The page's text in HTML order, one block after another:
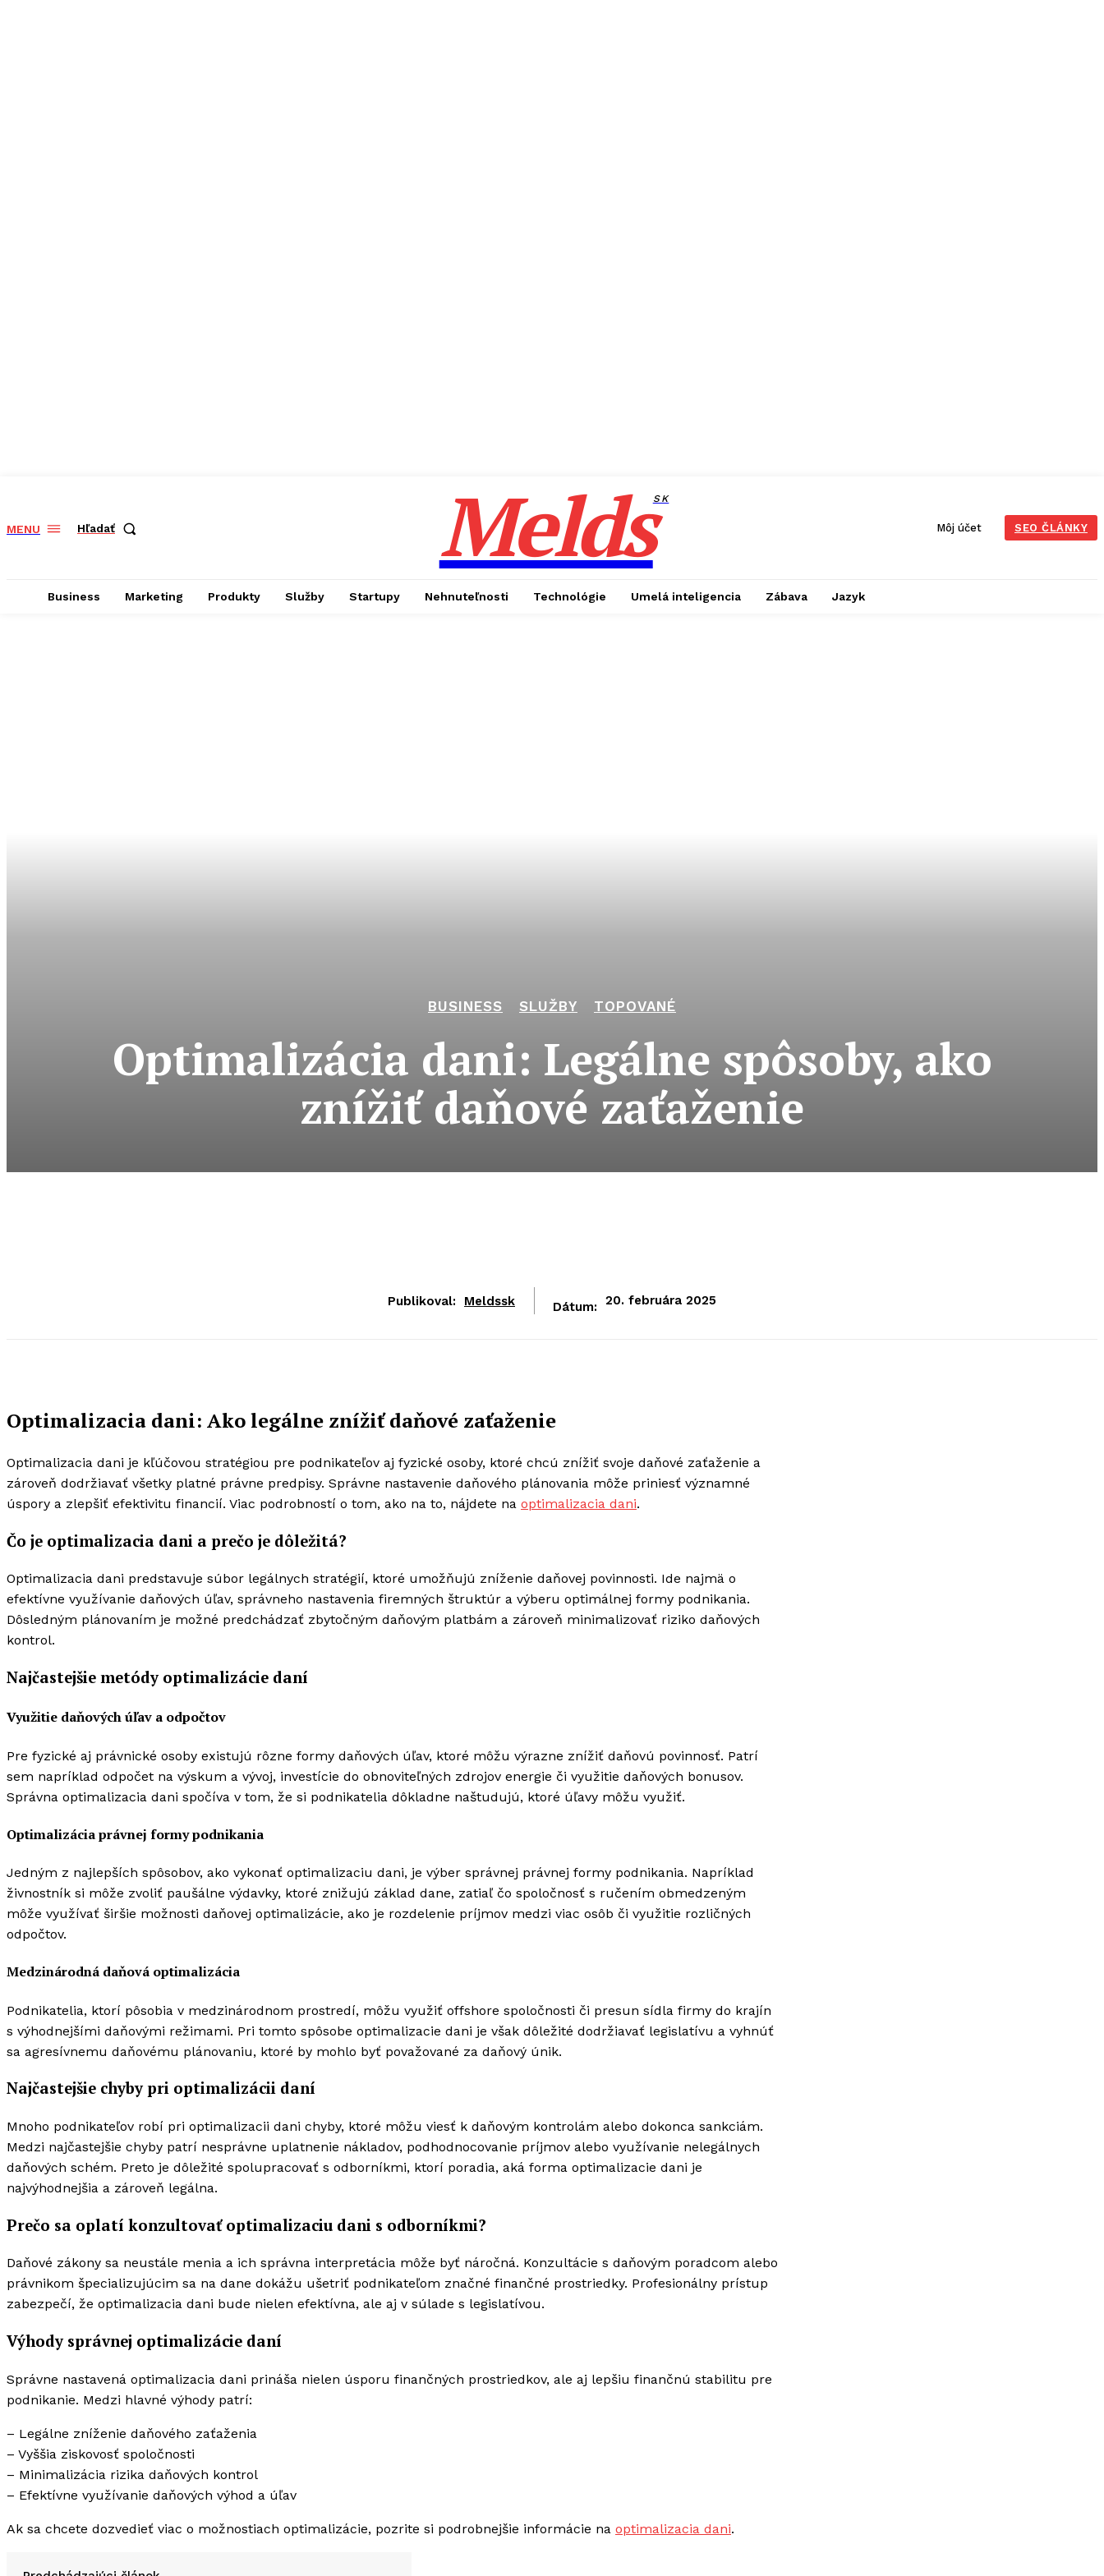
MENU Hľadať MeldsSK
Môj účet SEO ČLÁNKY
Business Marketing Produkty Služby Startupy Nehnuteľnosti Technológie Umelá inteligencia Zábava Jazyk
BUSINESS SLUŽBY TOPOVANÉ
Optimalizácia dani: Legálne spôsoby, ako
znížiť daňové zaťaženie
Publikoval: Meldssk Dátum: 20. februára 2025
Optimalizacia dani: Ako legálne znížiť daňové zaťaženie
Optimalizacia dani je kľúčovou stratégiou pre podnikateľov aj fyzické osoby, ktoré chcú znížiť svoje daňové zaťaženie a
zároveň dodržiavať všetky platné právne predpisy. Správne nastavenie daňového plánovania môže priniesť významné
úspory a zlepšiť efektivitu financií. Viac podrobností o tom, ako na to, nájdete na optimalizacia dani.
Čo je optimalizacia dani a prečo je dôležitá?
Optimalizacia dani predstavuje súbor legálnych stratégií, ktoré umožňujú zníženie daňovej povinnosti. Ide najmä o
efektívne využívanie daňových úľav, správneho nastavenia firemných štruktúr a výberu optimálnej formy podnikania.
Dôsledným plánovaním je možné predchádzať zbytočným daňovým platbám a zároveň minimalizovať riziko daňových
kontrol.
Najčastejšie metódy optimalizácie daní
Využitie daňových úľav a odpočtov
Pre fyzické aj právnické osoby existujú rôzne formy daňových úľav, ktoré môžu výrazne znížiť daňovú povinnosť. Patrí
sem napríklad odpočet na výskum a vývoj, investície do obnoviteľných zdrojov energie či využitie daňových bonusov.
Správna optimalizacia dani spočíva v tom, že si podnikatelia dôkladne naštudujú, ktoré úľavy môžu využiť.
Optimalizácia právnej formy podnikania
Jedným z najlepších spôsobov, ako vykonať optimalizaciu dani, je výber správnej právnej formy podnikania. Napríklad
živnostník si môže zvoliť paušálne výdavky, ktoré znižujú základ dane, zatiaľ čo spoločnosť s ručením obmedzeným
môže využívať širšie možnosti daňovej optimalizácie, ako je rozdelenie príjmov medzi viac osôb či využitie rozličných
odpočtov.
Medzinárodná daňová optimalizácia
Podnikatelia, ktorí pôsobia v medzinárodnom prostredí, môžu využiť offshore spoločnosti či presun sídla firmy do krajín
s výhodnejšími daňovými režimami. Pri tomto spôsobe optimalizacie dani je však dôležité dodržiavať legislatívu a vyhnúť
sa agresívnemu daňovému plánovaniu, ktoré by mohlo byť považované za daňový únik.
Najčastejšie chyby pri optimalizácii daní
Mnoho podnikateľov robí pri optimalizacii dani chyby, ktoré môžu viesť k daňovým kontrolám alebo dokonca sankciám.
Medzi najčastejšie chyby patrí nesprávne uplatnenie nákladov, podhodnocovanie príjmov alebo využívanie nelegálnych
daňových schém. Preto je dôležité spolupracovať s odborníkmi, ktorí poradia, aká forma optimalizacie dani je
najvýhodnejšia a zároveň legálna.
Prečo sa oplatí konzultovať optimalizaciu dani s odborníkmi?
Daňové zákony sa neustále menia a ich správna interpretácia môže byť náročná. Konzultácie s daňovým poradcom alebo
právnikom špecializujúcim sa na dane dokážu ušetriť podnikateľom značné finančné prostriedky. Profesionálny prístup
zabezpečí, že optimalizacia dani bude nielen efektívna, ale aj v súlade s legislatívou.
Výhody správnej optimalizácie daní
Správne nastavená optimalizacia dani prináša nielen úsporu finančných prostriedkov, ale aj lepšiu finančnú stabilitu pre
podnikanie. Medzi hlavné výhody patrí:
– Legálne zníženie daňového zaťaženia
– Vyššia ziskovosť spoločnosti
– Minimalizácia rizika daňových kontrol
– Efektívne využívanie daňových výhod a úľav
Ak sa chcete dozvedieť viac o možnostiach optimalizácie, pozrite si podrobnejšie informácie na optimalizacia dani.